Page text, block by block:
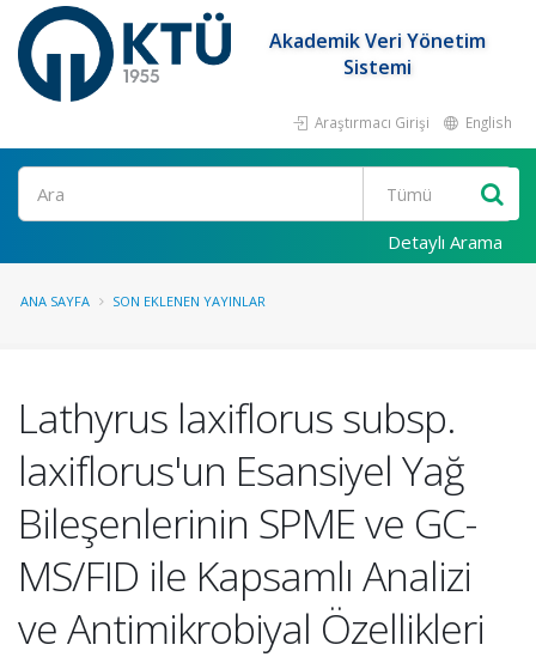
Akademik Veri Yönetim
Sistemi
Araştırmacı Girişi English
Ara
Detaylı Arama
ANA SAYFA SON EKLENEN YAYINLAR
Lathyrus laxiflorus subsp.
laxiflorus'un Esansiyel Yağ
Bileşenlerinin SPME ve GC-
MS/FID ile Kapsamlı Analizi
ve Antimikrobiyal Özellikleri